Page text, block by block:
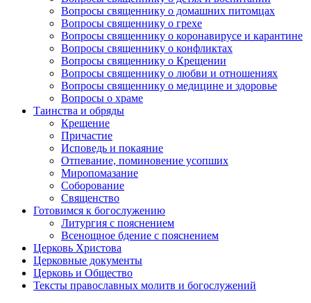
Вопросы священнику о домашних питомцах
Вопросы священнику о грехе
Вопросы священнику о коронавирусе и карантине
Вопросы священнику о конфликтах
Вопросы священнику о Крещении
Вопросы священнику о любви и отношениях
Вопросы священнику о медицине и здоровье
Вопросы о храме
Таинства и обряды
Крещение
Причастие
Исповедь и покаяние
Отпевание, поминовение усопших
Миропомазание
Соборование
Священство
Готовимся к богослужению
Литургия с пояснением
Всенощное бдение с пояснением
Церковь Христова
Церковные документы
Церковь и Общество
Тексты православных молитв и богослужений